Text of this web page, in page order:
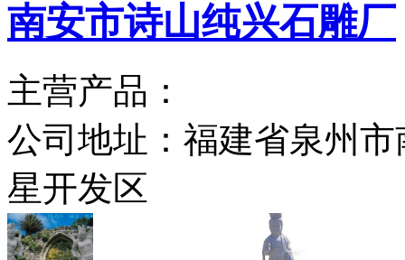
南安市诗山纯兴石雕厂
主营产品：
公司地址： 福建省泉州
星开发区